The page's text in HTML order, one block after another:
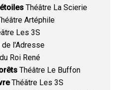
Théâtre La Scierie
Artéphile
Les 3S
l'Adresse
Roi René
Théâtre Le Buffon
Théâtre Les 3S